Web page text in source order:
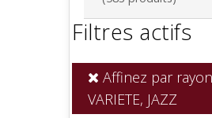
Filtres actifs
Affinez par
VARIETE, JAZZ